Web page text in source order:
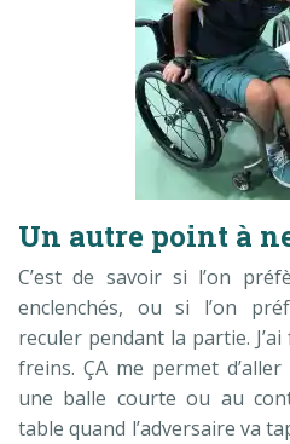
Un autre point à
C’est de savoir si l’on
enclenchés, ou si l’on
reculer pendant la partie.
freins. ÇA me permet
une balle courte ou au
table quand l’adversaire va